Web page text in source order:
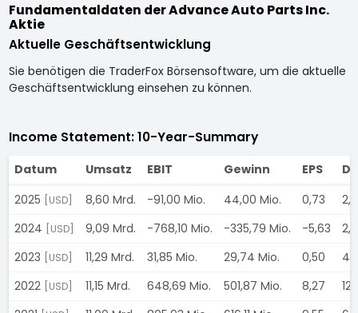
Fundamentaldaten der Advance Auto Parts Inc.
Aktie
Aktuelle Geschäftsentwicklung
Sie benötigen die TraderFox Börsensoftware, um die aktuelle
Geschäftsentwicklung einsehen zu können.
Income Statement: 10-Year-Summary
Datum Umsatz EBIT Gewinn EPS
2025
[USD] 8,60 Mrd. -91,00 Mio. 44,00 Mio. 0,73
2024
[USD] 9,09 Mrd. -768,10 Mio. -335,79 Mio. -5,63
2023
[USD] 11,29 Mrd. 31,85 Mio. 29,74 Mio. 0,50
2022
[USD] 11,15 Mrd. 648,69 Mio. 501,87 Mio. 8,27